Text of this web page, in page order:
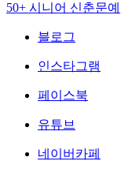
50+ 시니어 신춘문예
블로그
인스타그램
페이스북
유튜브
네이버카페